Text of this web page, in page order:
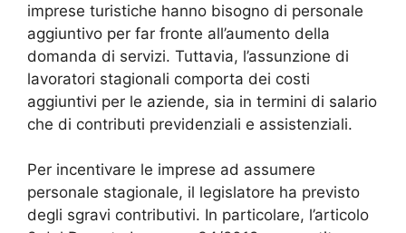
imprese turistiche hanno bisogno di personale
aggiuntivo per far fronte all’aumento della
domanda di servizi. Tuttavia, l’assunzione di
lavoratori stagionali comporta dei costi
aggiuntivi per le aziende, sia in termini di salario
che di contributi previdenziali e assistenziali.
Per incentivare le imprese ad assumere
personale stagionale, il legislatore ha previsto
degli sgravi contributivi. In particolare, l’articolo